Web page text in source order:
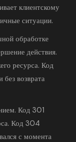
клиентскому
ситуации.
обработке
действия.
ресурса. Код
возврата
Код 301
Код 304
с момента